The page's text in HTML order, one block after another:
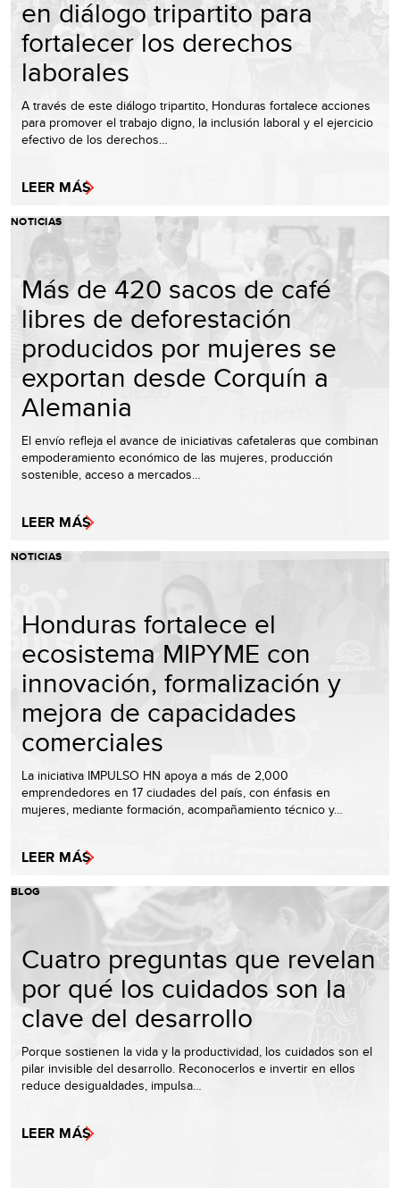
en diálogo tripartito para
fortalecer los derechos
laborales
A través de este diálogo tripartito, Honduras fortalece acciones
para promover el trabajo digno, la inclusión laboral y el ejercicio
efectivo de los derechos…
LEER MÁS
NOTICIAS
Más de 420 sacos de café
libres de deforestación
producidos por mujeres se
exportan desde Corquín a
Alemania
El envío refleja el avance de iniciativas cafetaleras que combinan
empoderamiento económico de las mujeres, producción
sostenible, acceso a mercados…
LEER MÁS
NOTICIAS
Honduras fortalece el
ecosistema MIPYME con
innovación, formalización y
mejora de capacidades
comerciales
La iniciativa IMPULSO HN apoya a más de 2,000
emprendedores en 17 ciudades del país, con énfasis en
mujeres, mediante formación, acompañamiento técnico y…
LEER MÁS
BLOG
Cuatro preguntas que revelan
por qué los cuidados son la
clave del desarrollo
Porque sostienen la vida y la productividad, los cuidados son el
pilar invisible del desarrollo. Reconocerlos e invertir en ellos
reduce desigualdades, impulsa…
LEER MÁS